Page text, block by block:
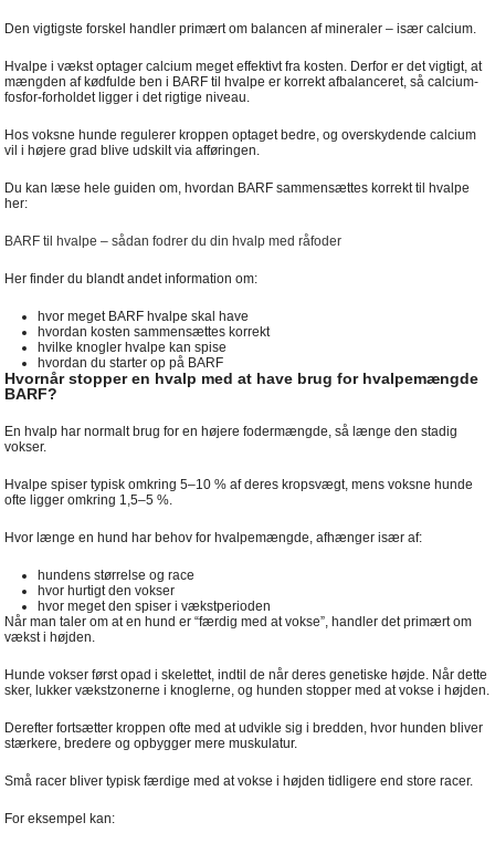
Den vigtigste forskel handler primært om balancen af mineraler – især calcium.
Hvalpe i vækst optager calcium meget effektivt fra kosten. Derfor er det vigtigt, at
mængden af kødfulde ben i BARF til hvalpe er korrekt afbalanceret, så calcium-
fosfor-forholdet ligger i det rigtige niveau.
Hos voksne hunde regulerer kroppen optaget bedre, og overskydende calcium
vil i højere grad blive udskilt via afføringen.
Du kan læse hele guiden om, hvordan BARF sammensættes korrekt til hvalpe
her:
BARF til hvalpe – sådan fodrer du din hvalp med råfoder
Her finder du blandt andet information om:
hvor meget BARF hvalpe skal have
hvordan kosten sammensættes korrekt
hvilke knogler hvalpe kan spise
hvordan du starter op på BARF
Hvornår stopper en hvalp med at have brug for hvalpemængde
BARF?
En hvalp har normalt brug for en højere fodermængde, så længe den stadig
vokser.
Hvalpe spiser typisk omkring 5–10 % af deres kropsvægt, mens voksne hunde
ofte ligger omkring 1,5–5 %.
Hvor længe en hund har behov for hvalpemængde, afhænger især af:
hundens størrelse og race
hvor hurtigt den vokser
hvor meget den spiser i vækstperioden
Når man taler om at en hund er “færdig med at vokse”, handler det primært om
vækst i højden.
Hunde vokser først opad i skelettet, indtil de når deres genetiske højde. Når dette
sker, lukker vækstzonerne i knoglerne, og hunden stopper med at vokse i højden.
Derefter fortsætter kroppen ofte med at udvikle sig i bredden, hvor hunden bliver
stærkere, bredere og opbygger mere muskulatur.
Små racer bliver typisk færdige med at vokse i højden tidligere end store racer.
For eksempel kan: